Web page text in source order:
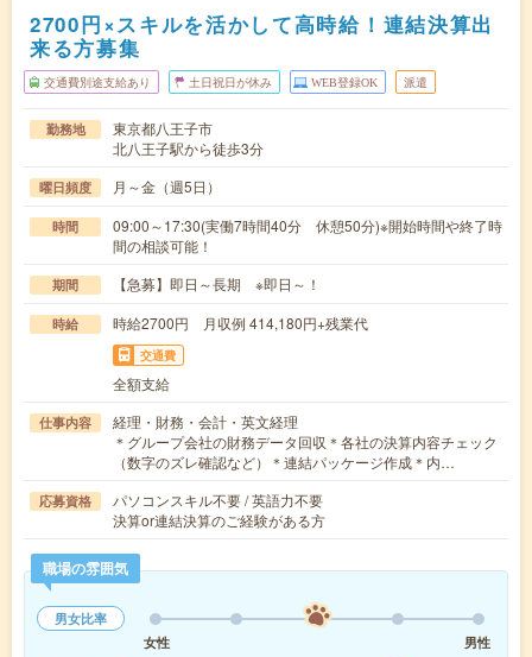
2700円×スキルを活かして高時給！連結決算出
来る方募集
交通費別途支給あり 土日祝日が休み WEB登録OK 派遣
勤務地
東京都八王子市
北八王子駅から徒歩3分
曜日頻度 月～金（週5日）
時間
09:00～17:30(実働7時間40分 休憩50分)※開始時間や終了時
間の相談可能！
期間 【急募】即日～長期 ※即日～！
時給 時給2700円 月収例 414,180円+残業代
交通費
全額支給
仕事内容
経理・財務・会計・英文経理
＊グループ会社の財務データ回収＊各社の決算内容チェック
（数字のズレ確認など）＊連結パッケージ作成＊内…
応募資格
パソコンスキル不要 / 英語力不要
決算or連結決算のご経験がある方
職場の雰囲気
男女比率
女性
男性